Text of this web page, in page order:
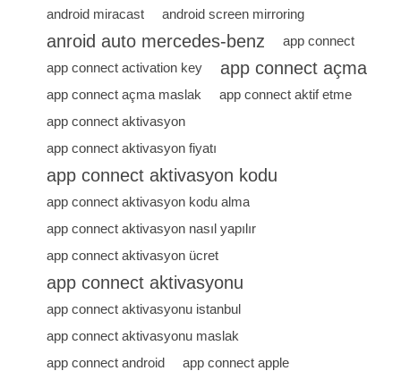
android miracast
android screen mirroring
anroid auto mercedes-benz
app connect
app connect activation key
app connect açma
app connect açma maslak
app connect aktif etme
app connect aktivasyon
app connect aktivasyon fiyatı
app connect aktivasyon kodu
app connect aktivasyon kodu alma
app connect aktivasyon nasıl yapılır
app connect aktivasyon ücret
app connect aktivasyonu
app connect aktivasyonu istanbul
app connect aktivasyonu maslak
app connect android
app connect apple